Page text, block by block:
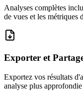
Analyses complètes
de vues et les métriques
Exporter et
Exportez vos résultats
analyse plus